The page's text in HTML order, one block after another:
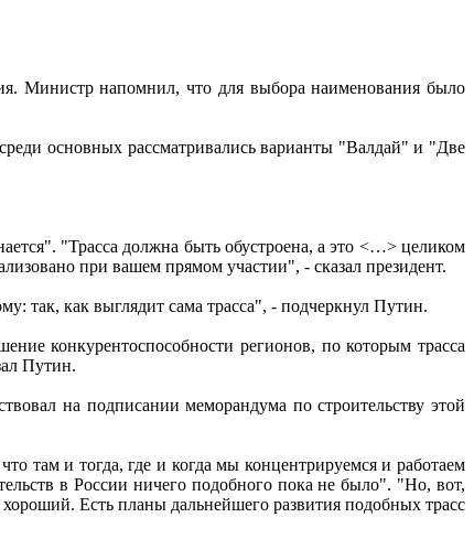
Министр напомнил, что для выбора наименования было
основных рассматривались варианты "Валдай" и "Две
"Трасса должна быть обустроена, а это <…> целиком
при вашем прямом участии", - сказал президент.
так, как выглядит сама трасса", - подчеркнул Путин.
конкурентоспособности регионов, по которым трасса
Путин.
на подписании меморандума по строительству этой
там и тогда, где и когда мы концентрируемся и работаем
в России ничего подобного пока не было". "Но, вот,
Есть планы дальнейшего развития подобных трасс